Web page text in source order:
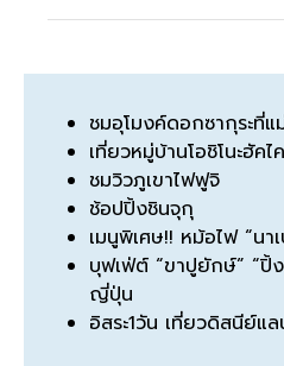
ชมอุโมงค์ดอกซากุระที่แ
เที่ยวหมู่บ้านโอชิโนะฮัคไค
ชมวิวภูเขาไฟฟูจิ
ช้อปปิ้งชินจุกุ
เมนูพิเศษ!! หม้อไฟ “นาเ
บุฟเฟ่ต์ “ขาปูยักษ์” “ปิ้
ญี่ปุ่น
อิสระ1วัน เที่ยวดิสนีย์แ